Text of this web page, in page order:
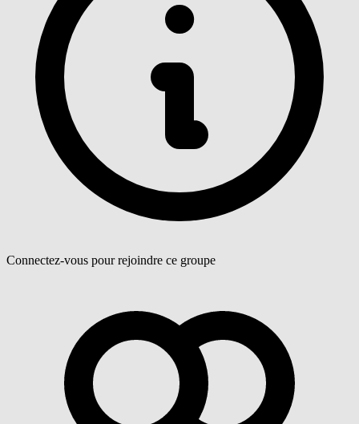
Connectez-vous pour rejoindre ce groupe